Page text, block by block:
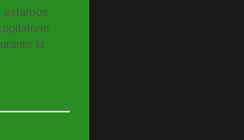
estamos
la